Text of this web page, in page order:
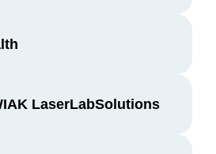
LaserLabSolutions